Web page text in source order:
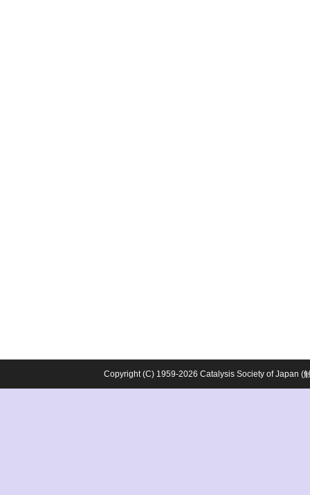
Copyright (C) 1959-2026 Catalysis Society of Japan (